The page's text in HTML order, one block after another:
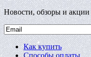
Новости, обзоры и акции
Как купить
Способы оплаты